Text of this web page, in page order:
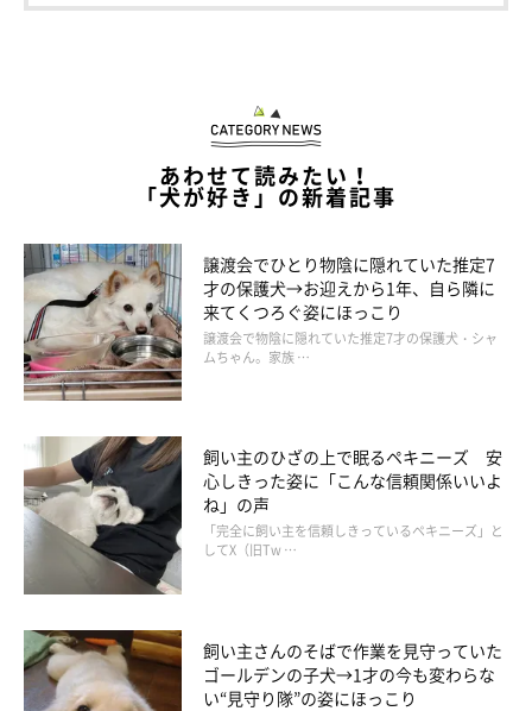
賃貸マンションを借りるときに、何軒も見て回っていると、入っ
た瞬間に「ここがいい！」と直感で思うことがある。そういうピ
ンと来る感じがしないのだ。そんな調子で、遊び半分、下見半分
という感じで何度か八ヶ岳に行っていた。予算も限られている
し、そう簡単にいい物件が見つかるもんでもないと思っていた。
あわせて読みたい！
「犬が好き」の新着記事
譲渡会でひとり物陰に隠れていた推定7
才の保護犬→お迎えから1年、自ら隣に
来てくつろぐ姿にほっこり
譲渡会で物陰に隠れていた推定7才の保護犬・シャ
ムちゃん。家族 …
飼い主のひざの上で眠るペキニーズ 安
心しきった姿に「こんな信頼関係いいよ
ね」の声
「完全に飼い主を信頼しきっているペキニーズ」と
してX（旧Tw …
飼い主さんのそばで作業を見守っていた
ゴールデンの子犬→1才の今も変わらな
い“見守り隊”の姿にほっこり